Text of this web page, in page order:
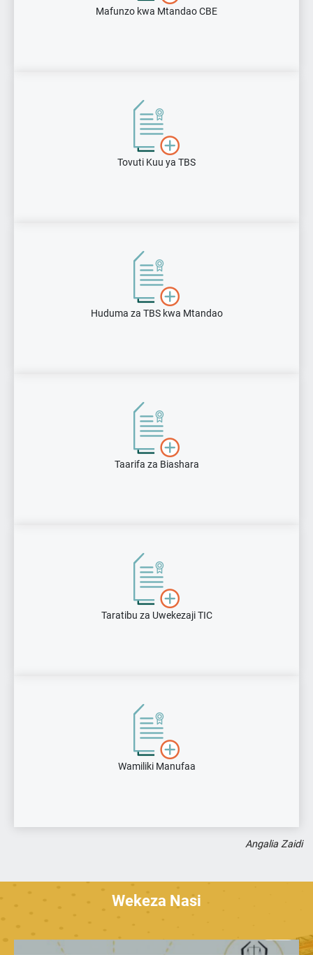
Mafunzo kwa Mtandao CBE
Tovuti Kuu ya TBS
Huduma za TBS kwa Mtandao
Taarifa za Biashara
Taratibu za Uwekezaji TIC
Wamiliki Manufaa
Angalia Zaidi
Wekeza Nasi